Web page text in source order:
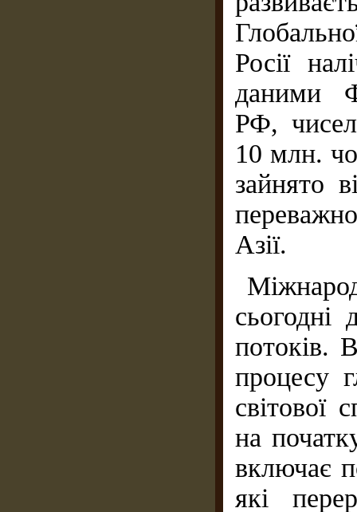
Росії
даними
РФ,
10 млн.
зайнято
Азії.
сьогодні
потоків.
процесу
світової
на
включає
які